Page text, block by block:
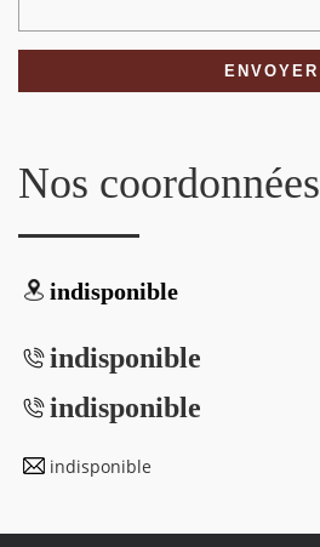
Nos coordonnées
indisponible
indisponible
indisponible
indisponible